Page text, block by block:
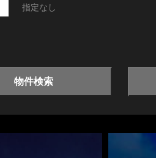
指定なし
物件検索